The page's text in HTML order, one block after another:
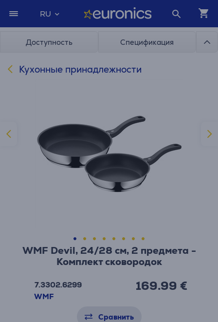
RU
Доступность Спецификация
Кухонные принадлежности
WMF Devil, 24/28 см, 2 предмета -
Комплект сковородок
7.3302.6299
WMF
169.99 €
Сравнить